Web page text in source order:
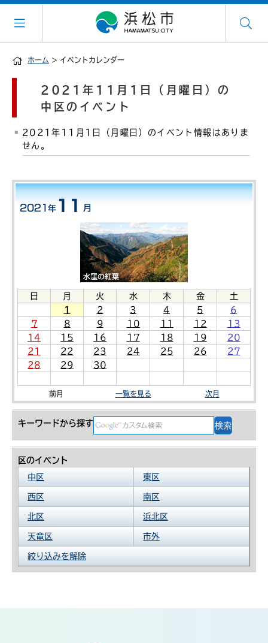
ホーム > イベントカレンダー
日 月 火 水 木 金
土
1
2 3 4 5
6
7
8 9 10 11 12
13
14
15 16 17 18 19
20
21
22 23 24 25 26
27
28
29 30
前月 一覧を見る 次月
キーワードから探す
区のイベント
中区
東区
西区 南区
北区 浜北区
天竜区 市外
絞り込みを解除
2021年11月1日（月曜日）の
中区のイベント
2021年11月1日（月曜日）のイベント情報はありま
せん。